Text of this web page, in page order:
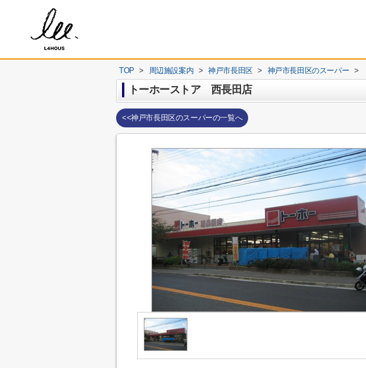
TOP > 周辺施設案内 > 神戸市長田区 > 神戸市長田区のスーパー >
トーホーストア 西長田店
<<神戸市長田区のスーパーの一覧へ